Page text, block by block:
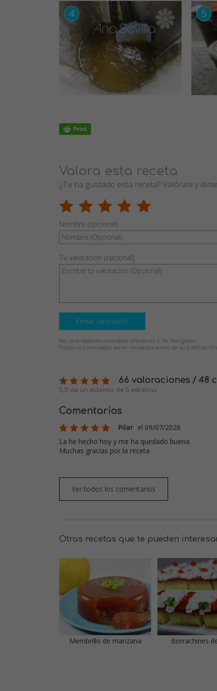
Valora esta receta
¿Te ha gustado esta receta? Valórala y
Nombre (opcional)
Tu valoración (opcional)
Enviar valoración
No se aceptarán mensajes ofensivos o de mal gusto.
Todos los mensajes serán revisados antes de su
66 valoraciones / 48
5,0 de un máximo de 5 estrellas
Comentarios
Pilar el 09/07/2026
La he hecho hoy y me ha quedado buena.
Muchas gracias por la receta
Ver todos los comentarios
Otras recetas que te pueden
Membrillo de manzana Borrachines